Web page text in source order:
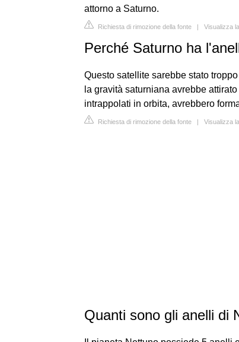
attorno a Saturno.
Richiesta di rimozione della fonte | Visualizza
Perché Saturno ha
Questo satellite sarebbe stato
la gravità saturniana avrebbe
intrappolati in orbita, avrebbero
Richiesta di rimozione della fonte | Visualizza
Quanti sono gli anelli di